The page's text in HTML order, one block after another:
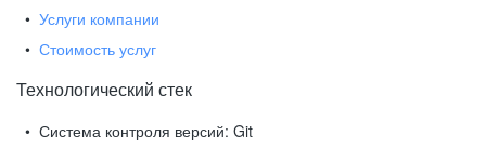
Услуги компании
Стоимость услуг
Технологический стек
Система контроля версий: Git